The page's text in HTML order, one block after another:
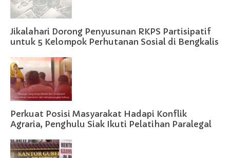
Jikalahari Dorong Penyusunan RKPS Partisipatif
untuk 5 Kelompok Perhutanan Sosial di Bengkalis
Perkuat Posisi Masyarakat Hadapi Konflik
Agraria, Penghulu Siak Ikuti Pelatihan Paralegal